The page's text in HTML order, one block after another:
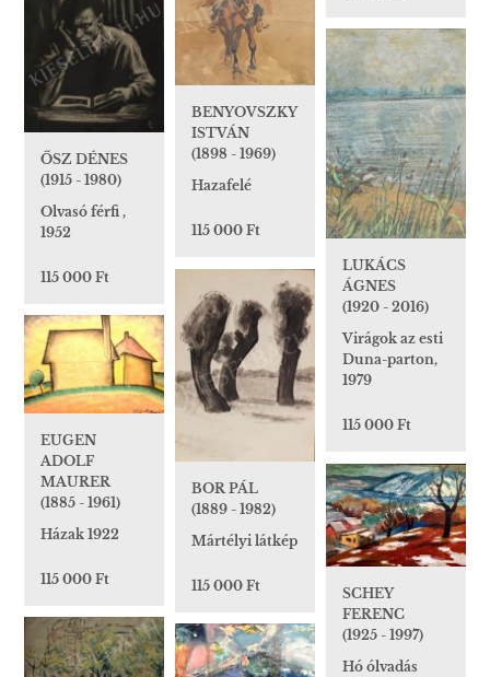
BENYOVSZKY
ISTVÁN
(1898 - 1969)
Hazafelé
115 000 Ft
ŐSZ DÉNES
(1915 - 1980)
Olvasó férfi ,
1952
115 000 Ft
LUKÁCS
ÁGNES
(1920 - 2016)
Virágok az esti
Duna-parton,
1979
115 000 Ft
BOR PÁL
(1889 - 1982)
Mártélyi látkép
115 000 Ft
EUGEN
ADOLF
MAURER
(1885 - 1961)
Házak 1922
115 000 Ft
SCHEY
FERENC
(1925 - 1997)
Hó ólvadás